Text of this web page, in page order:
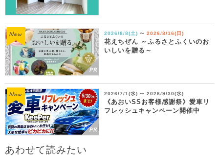
2026/8/8(土) 〜 2026/8/16(日)
花えちぜん ～ふるさとふくいのお
いしいを贈る～
2026/7/1(水) 〜 2026/9/30(水)
《あおいSSお客様感謝祭》愛車リ
フレッシュキャンペーン開催中
あわせて読みたい